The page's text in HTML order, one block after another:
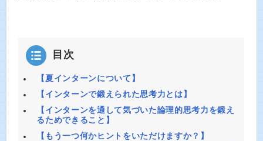
目次
【夏インターンについて】
【インターンで鍛えられた思考力とは】
【インターンを通して気づいた論理的思考力を鍛え
るためできること】
【もう一つ何かヒントをいただけますか？】